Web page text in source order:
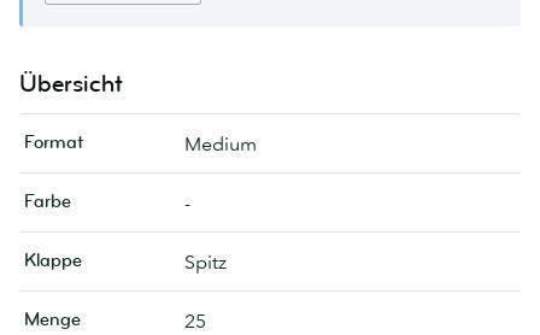
Übersicht
Format Medium
Farbe -
Klappe Spitz
Menge 25